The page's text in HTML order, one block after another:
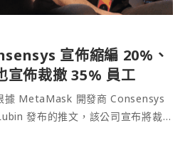
宣佈縮編 20%、
佈裁撤 35% 員工
發布的推文，該公司宣布將裁